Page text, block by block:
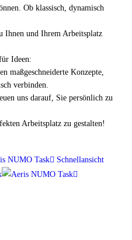
Ob klassisch, dynamisch
Ihnen und Ihrem Arbeitsplatz
Ideen:
maßgeschneiderte Konzepte,
verbinden.
uns darauf, Sie persönlich zu
Arbeitsplatz zu gestalten!
Schnellansicht